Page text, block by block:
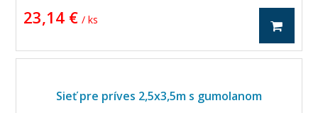
23,14 € / ks
Sieť pre príves 2,5x3,5m s gumolanom